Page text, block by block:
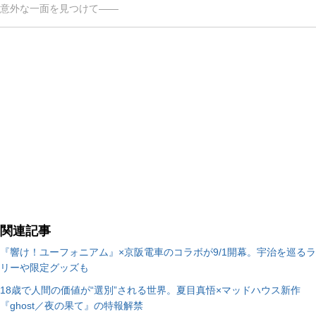
意外な一面を見つけて――
関連記事
『響け！ユーフォニアム』×京阪電車のコラボが9/1開幕。宇治を巡るラ
リーや限定グッズも
18歳で人間の価値が“選別”される世界。夏目真悟×マッドハウス新作
『ghost／夜の果て』の特報解禁